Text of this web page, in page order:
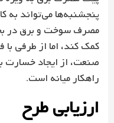
پنجشنبه‌ها می‌تواند به
مصرف سوخت و برق در
کمک کند، اما از طرفی
صنعت، از ایجاد خسارت
راهکار میانه است.
ارزیابی طرح